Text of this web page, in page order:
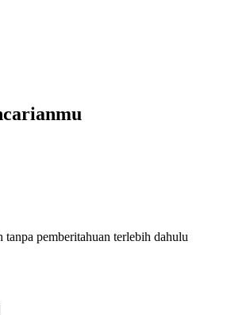
tanpa pemberitahuan terlebih dahulu